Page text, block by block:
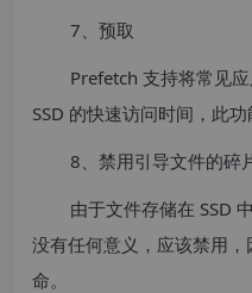
7、预取
Prefetch 支持将常见
SSD 的快速访问时间，此功
8、禁用引导文件的碎
由于文件存储在 SSD
没有任何意义，应该禁用
命。